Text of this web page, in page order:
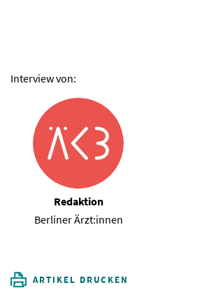
Interview von:
Redaktion
Berliner Ärzt:innen
ARTIKEL DRUCKEN